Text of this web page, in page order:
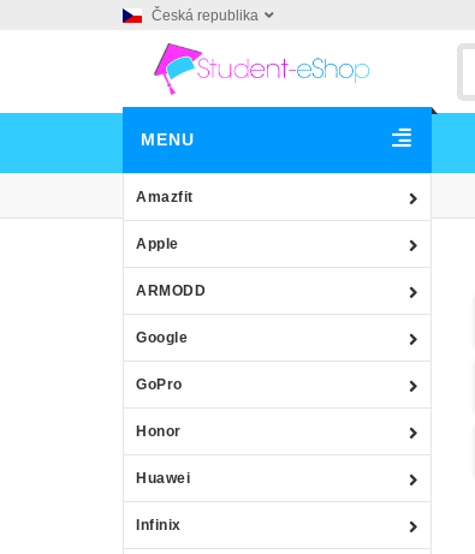
Česká republika
MENU
Amazfit
Apple
ARMODD
Google
GoPro
Honor
Huawei
Infinix